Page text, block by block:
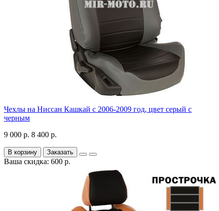
Чехлы на Ниссан Кашкай с 2006-2009 год, цвет серый с
черным
9 000 р. 8 400 р.
В корзину Заказать
Ваша скидка: 600 р.